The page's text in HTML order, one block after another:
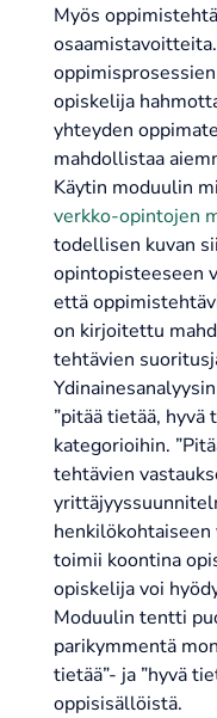
Myös
opiskelija
yhteyden
mahdollistaa
Käytin moduulin
verkko-opintojen
todellisen kuvan
opintopisteeseen
että
on kirjoitettu
tehtävien
”pitää tietää, hyvä
kategorioihin.
tehtävien
toimii koontina
opiskelija voi
Moduulin tentti
parikymmentä
tietää”- ja ”hyvä
oppisisällöistä.